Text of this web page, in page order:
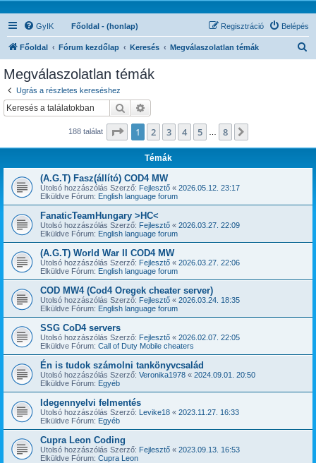
GyIK Főoldal - (honlap) Belépés
Regisztráció
Főoldal Fórum kezdőlap Keresés Megválaszolatlan témák
s
Megválaszolatlan témák
Ugrás a részletes kereséshez
Keresés
188 találat Oldal:1 8
1 2 3 4 5 8
Témák
(A.G.T) Fasz(állító) COD4 MW
Utolsó hozzászólás Szerző: Fejlesztő « 2026.05.12. 23:17
Elküldve Fórum: English language forum
FanaticTeamHungary >HC<
Utolsó hozzászólás Szerző: Fejlesztő « 2026.03.27. 22:09
Elküldve Fórum: English language forum
(A.G.T) World War II COD4 MW
Utolsó hozzászólás Szerző: Fejlesztő « 2026.03.27. 22:06
Elküldve Fórum: English language forum
COD MW4 (Cod4 Oregek cheater server)
Utolsó hozzászólás Szerző: Fejlesztő « 2026.03.24. 18:35
Elküldve Fórum: English language forum
SSG CoD4 servers
Utolsó hozzászólás Szerző: Fejlesztő « 2026.02.07. 22:05
Elküldve Fórum: Call of Duty Mobile cheaters
Én is tudok számolni tankönyvcsalád
Utolsó hozzászólás Szerző: Veronika1978 « 2024.09.01. 20:50
Elküldve Fórum: Egyéb
Idegennyelvi felmentés
Utolsó hozzászólás Szerző: Levike18 « 2023.11.27. 16:33
Elküldve Fórum: Egyéb
Cupra Leon Coding
Utolsó hozzászólás Szerző: Fejlesztő « 2023.09.13. 16:53
Elküldve Fórum: Cupra Leon